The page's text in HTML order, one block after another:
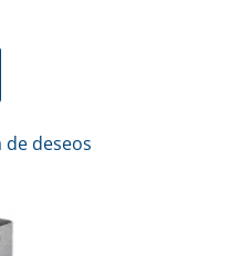
de deseos